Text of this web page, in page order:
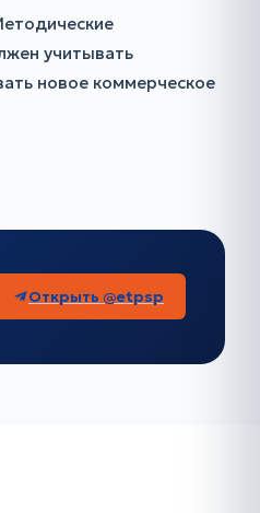
учитывать
новое коммерческое
Открыть @etpsp